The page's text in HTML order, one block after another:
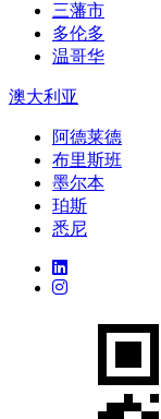
三藩市
多伦多
温哥华
澳大利亚
阿德莱德
布里斯班
墨尔本
珀斯
悉尼